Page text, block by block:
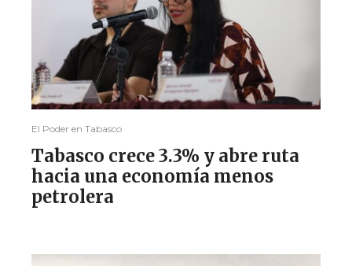
El Poder en Tabasco
Tabasco crece 3.3% y abre ruta
hacia una economía menos
petrolera